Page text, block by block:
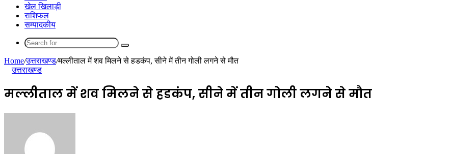
खेल खिलाड़ी
राशिफल
सम्पादकीय
Search
for
Home/उत्तराखण्ड/मल्लीताल में शव मिलने से हडकंप, सीने में तीन गोली लगने से मौत
उत्तराखण्ड
मल्लीताल में शव मिलने से हडकंप, सीने में तीन गोली लगने से मौत